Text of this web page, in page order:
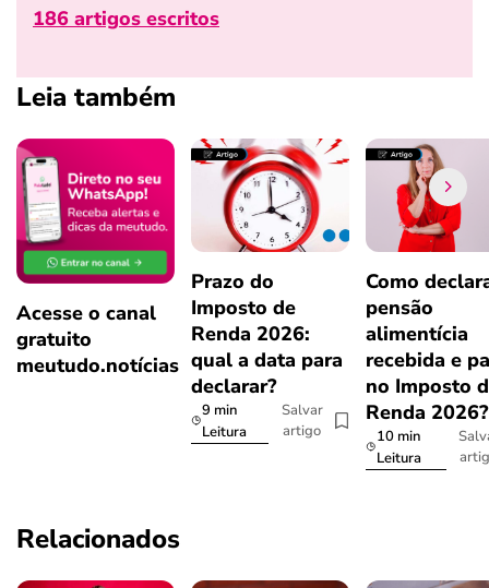
186 artigos escritos
Leia também
Acesse o canal
gratuito
meutudo.notícias
Prazo do
Imposto de
Renda 2026:
qual a data para
declarar?
9 min
Leitura
Salvar
artigo
Como
pensão
alimentícia
recebida e
no Imposto
Renda
10 min
Leitura
Relacionados